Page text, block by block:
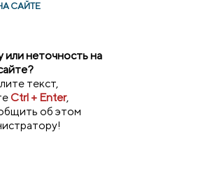
САЙТЕ
неточность на
текст,
Ctrl + Enter,
об этом